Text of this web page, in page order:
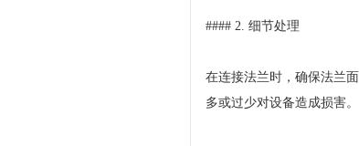
#### 2. 细节处理
在连接法兰时，确保法兰
多或过少对设备造成损害。